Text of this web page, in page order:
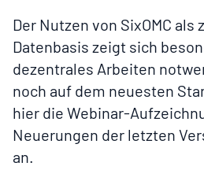
Der Nutzen von SixOMC als
Datenbasis zeigt sich
dezentrales Arbeiten
noch auf dem neuesten
hier die Webinar-
Neuerungen der letzten
an.